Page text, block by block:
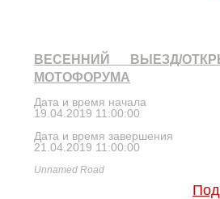
ВЕСЕННИЙ ВЫЕЗД/
МОТОФОРУМА
Дата и время начала
19.04.2019 11:00:00
Дата и время завершения
21.04.2019 11:00:00
Unnamed Road